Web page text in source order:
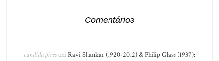
Comentários
candida piresem Ravi Shankar (1920-2012) & Philip Glass (1937):